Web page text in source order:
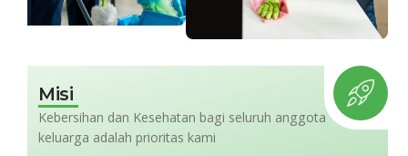
Misi
Kebersihan dan Kesehatan bagi seluruh anggota
keluarga adalah prioritas kami